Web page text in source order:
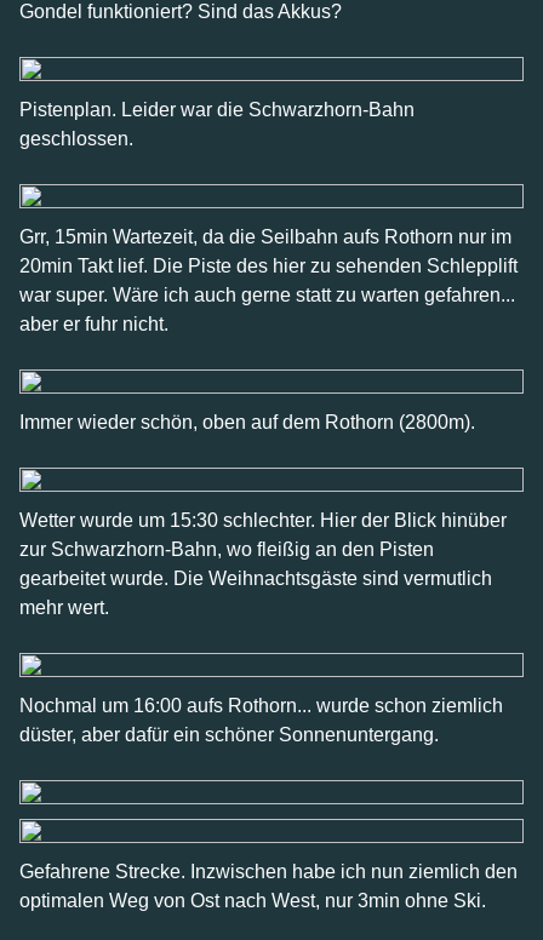
Gondel funktioniert? Sind das Akkus?
Pistenplan. Leider war die Schwarzhorn-Bahn
geschlossen.
Grr, 15min Wartezeit, da die Seilbahn aufs Rothorn nur im
20min Takt lief. Die Piste des hier zu sehenden Schlepplift
war super. Wäre ich auch gerne statt zu warten gefahren...
aber er fuhr nicht.
Immer wieder schön, oben auf dem Rothorn (2800m).
Wetter wurde um 15:30 schlechter. Hier der Blick hinüber
zur Schwarzhorn-Bahn, wo fleißig an den Pisten
gearbeitet wurde. Die Weihnachtsgäste sind vermutlich
mehr wert.
Nochmal um 16:00 aufs Rothorn... wurde schon ziemlich
düster, aber dafür ein schöner Sonnenuntergang.
Gefahrene Strecke. Inzwischen habe ich nun ziemlich den
optimalen Weg von Ost nach West, nur 3min ohne Ski.